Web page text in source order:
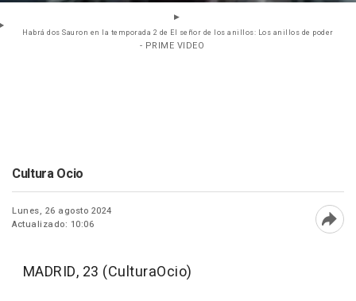
Habrá dos Sauron en la temporada 2 de El señor de los anillos: Los anillos de poder
- PRIME VIDEO
Cultura Ocio
Lunes, 26 agosto 2024
Actualizado: 10:06
MADRID, 23 (CulturaOcio)